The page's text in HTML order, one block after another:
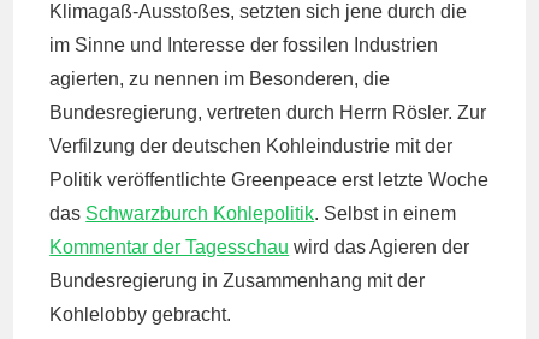
Klimagaß-Ausstoßes, setzten sich jene durch die
im Sinne und Interesse der fossilen Industrien
agierten, zu nennen im Besonderen, die
Bundesregierung, vertreten durch Herrn Rösler. Zur
Verfilzung der deutschen Kohleindustrie mit der
Politik veröffentlichte Greenpeace erst letzte Woche
das Schwarzburch Kohlepolitik. Selbst in einem
Kommentar der Tagesschau wird das Agieren der
Bundesregierung in Zusammenhang mit der
Kohlelobby gebracht.